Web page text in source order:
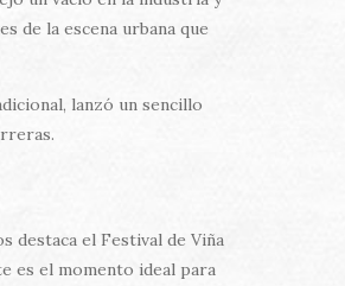
de la escena urbana que
lanzó un sencillo
destaca el Festival de Viña
es el momento ideal para